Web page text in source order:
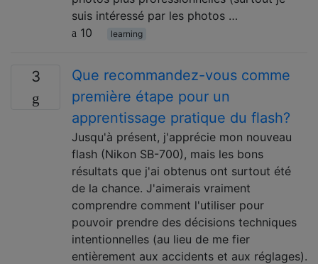
suis intéressé par les photos …
10
learning
3
Que recommandez-vous comme
première étape pour un
apprentissage pratique du flash?
Jusqu'à présent, j'apprécie mon nouveau
flash (Nikon SB-700), mais les bons
résultats que j'ai obtenus ont surtout été
de la chance. J'aimerais vraiment
comprendre comment l'utiliser pour
pouvoir prendre des décisions techniques
intentionnelles (au lieu de me fier
entièrement aux accidents et aux réglages).